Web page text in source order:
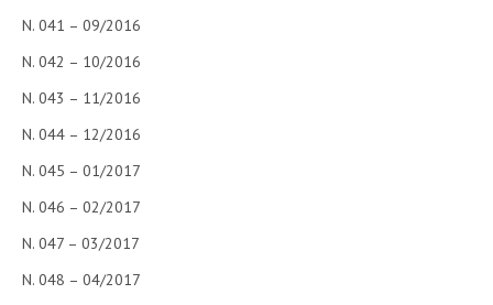
CRIMINOLOGIA TRIBUTARIA
CFC E PARADISI FISCALI
TRANSFER PRICING
PRASSI
AMMINISTRATIVA
N. 041 – 09/2016
N. 042 – 10/2016
N. 043 – 11/2016
N. 044 – 12/2016
N. 045 – 01/2017
N. 046 – 02/2017
N. 047 – 03/2017
N. 048 – 04/2017